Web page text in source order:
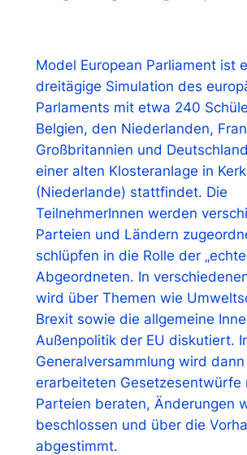
Model European Parliament ist
dreitägige Simulation des
Parlaments mit etwa 240
Belgien, den Niederlanden,
Großbritannien und
einer alten Klosteranlage in
(Niederlande) stattfindet. Die
TeilnehmerInnen werden
Parteien und Ländern
schlüpfen in die Rolle der
Abgeordneten. In
wird über Themen wie
Brexit sowie die allgemeine
Außenpolitik der EU diskutiert.
Generalversammlung wird
erarbeiteten Gesetzesentwürfe
Parteien beraten, Änderungen
beschlossen und über die
abgestimmt.